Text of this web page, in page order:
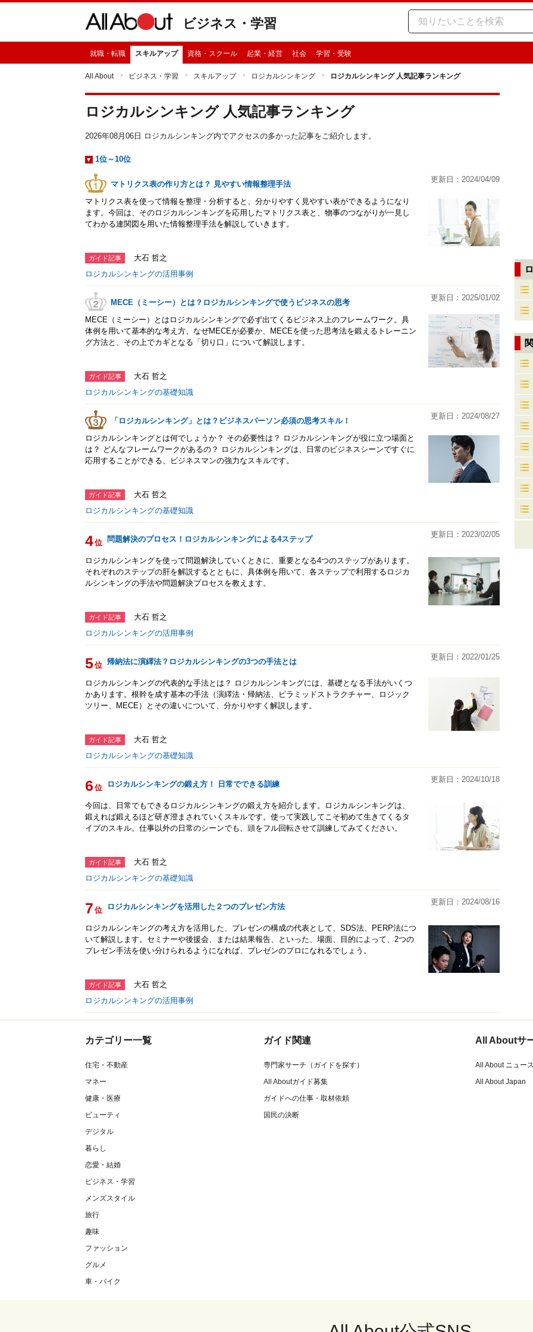
ビジネス・学習
就職・転職 スキルアップ 資格・スクール 起業・経営 社会 学習・受験
All About ビジネス・学習 スキルアップ ロジカルシンキング ロジカルシンキング 人気記事ランキング
ロジカルシンキング 人気記事ランキング
2026年08月06日 ロジカルシンキング内でアクセスの多かった記事をご紹介します。
1位～10位
マトリクス表の作り方とは？ 見やすい情報整理手法
更新日：2024/04/09
マトリクス表を使って情報を整理・分析すると、分かりやすく見やすい表ができるようになり
ます。今回は、そのロジカルシンキングを応用したマトリクス表と、物事のつながりが一見し
てわかる連関図を用いた情報整理手法を解説していきます。
ガイド記事
大石 哲之
ロジカルシンキングの活用事例
MECE（ミーシー）とは？ロジカルシンキングで使うビジネスの思考
更新日：2025/01/02
MECE（ミーシー）とはロジカルシンキングで必ず出てくるビジネス上のフレームワーク。具
体例を用いて基本的な考え方、なぜMECEが必要か、MECEを使った思考法を鍛えるトレーニン
グ方法と、その上でカギとなる「切り口」について解説します。
ガイド記事
大石 哲之
ロジカルシンキングの基礎知識
「ロジカルシンキング」とは？ビジネスパーソン必須の思考スキル！
更新日：2024/08/27
ロジカルシンキングとは何でしょうか？ その必要性は？ ロジカルシンキングが役に立つ場面と
は？ どんなフレームワークがあるの？ ロジカルシンキングは、日常のビジネスシーンですぐに
応用することができる、ビジネスマンの強力なスキルです。
ガイド記事
大石 哲之
ロジカルシンキングの基礎知識
4位 問題解決のプロセス！ロジカルシンキングによる4ステップ
更新日：2023/02/05
ロジカルシンキングを使って問題解決していくときに、重要となる4つのステップがあります。
それぞれのステップの肝を解説するとともに、具体例を用いて、各ステップで利用するロジカ
ルシンキングの手法や問題解決プロセスを教えます。
ガイド記事
大石 哲之
ロジカルシンキングの活用事例
5位 帰納法に演繹法？ロジカルシンキングの3つの手法とは
更新日：2022/01/25
ロジカルシンキングの代表的な手法とは？ ロジカルシンキングには、基礎となる手法がいくつ
かあります。根幹を成す基本の手法（演繹法・帰納法、ピラミッドストラクチャー、ロジック
ツリー、MECE）とその違いについて、分かりやすく解説します。
ガイド記事
大石 哲之
ロジカルシンキングの基礎知識
6 位 ロジカルシンキングの鍛え方！ 日常でできる訓練
更新日：2024/10/18
今回は、日常でもできるロジカルシンキングの鍛え方を紹介します。ロジカルシンキングは、
鍛えれば鍛えるほど研ぎ澄まされていくスキルです。使って実践してこそ初めて生きてくるタ
イプのスキル。仕事以外の日常のシーンでも、頭をフル回転させて訓練してみてください。
ガイド記事
大石 哲之
ロジカルシンキングの基礎知識
7 位 ロジカルシンキングを活用した２つのプレゼン方法
更新日：2024/08/16
ロジカルシンキングの考え方を活用した、プレゼンの構成の代表として、SDS法、PERP法につ
いて解説します。セミナーや後援会、または結果報告、といった、場面、目的によって、2つの
プレゼン手法を使い分けられるようになれば、プレゼンのプロになれるでしょう。
ガイド記事
大石 哲之
ロジカルシンキングの活用事例
カテゴリー一覧
住宅・不動産
マネー
健康・医療
ビューティ
デジタル
暮らし
恋愛・結婚
ビジネス・学習
メンズスタイル
旅行
趣味
ファッション
グルメ
車・バイク
ガイド関連
専門家サーチ（ガイドを探す）
All Aboutガイド募集
ガイドへの仕事・取材依頼
国民の決断
All Aboutサ
All About ニュース
All About Japan